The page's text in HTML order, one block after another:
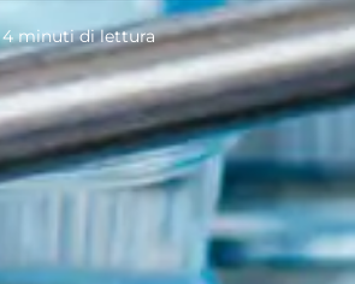
4 minuti di lettura